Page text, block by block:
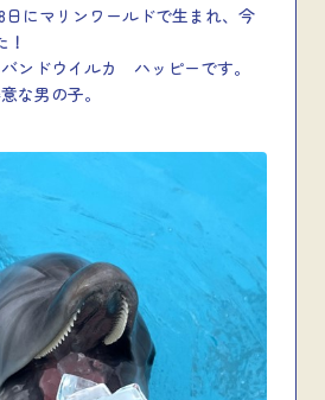
日にマリンワールドで生まれ、今
ンドウイルカ ハッピーです。
な男の子。